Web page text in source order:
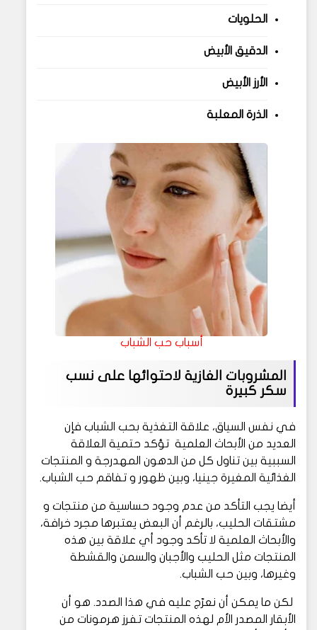
الحلويات
الدقيق الأبيض
الأرز الأبيض
الذرة المعلبة
أسباب حب الشباب
المشروبات الغازية لاحتوائها على نسب
سكر كبيرة
في نفس السياق، علاقة التغذية بحب الشباب فإن
العديد من الأبحاث العلمية تؤكد حتمية العلاقة
السببية بين تناول كل من الدهون المهدرجة و المنتجات
الغذائية المغيرة جينيا، وبين ظهور و تفاقم حب الشباب.
أيضا يجب التأكد من عدم وجود حساسية من منتجات و
مشتقات الحليب، بالرغم أن البعض يعتبرها مجرد خرافة،
والأبحاث العلمية لا تأكد وجود أي علاقة بين هذه
المنتجات مثل الحليب والأجبان والسمن والقشطة
وغيرها، وبين حب الشباب.
لكن ما يمكن أن نعرّج عليه في هذا الصدد. هو أن
الأبقار المصدر الأم لهذه المنتجات تفرز هرمونات من